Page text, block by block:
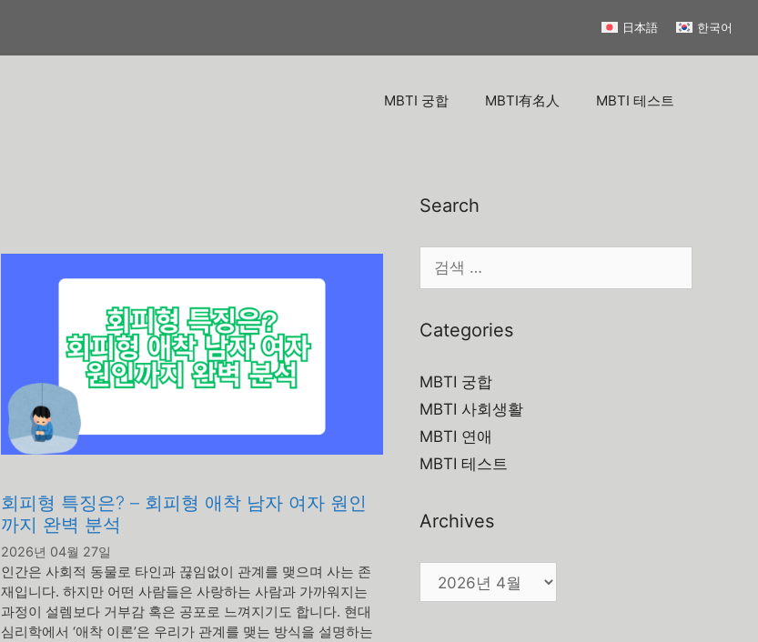
日本語 한국어
MBTI 궁합 MBTI有名人 MBTI 테스트
회피형 특징은? – 회피형 애착 남자 여자 원인
까지 완벽 분석
2026년 04월 27일
인간은 사회적 동물로 타인과 끊임없이 관계를 맺으며 사는 존
재입니다. 하지만 어떤 사람들은 사랑하는 사람과 가까워지는
과정이 설렘보다 거부감 혹은 공포로 느껴지기도 합니다. 현대
심리학에서 ‘애착 이론’은 우리가 관계를 맺는 방식을 설명하는
Search
색:
Categories
MBTI 궁합
MBTI 사회생활
MBTI 연애
MBTI 테스트
Archives